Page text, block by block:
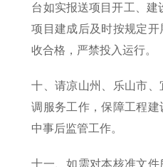
台如实报送项目开工、建
项目建成后及时按规定
收合格，严禁投入运行。
十、请凉山州、乐山市
调服务工作，保障工程
中事后监管工作。
十一、如需对本核准文